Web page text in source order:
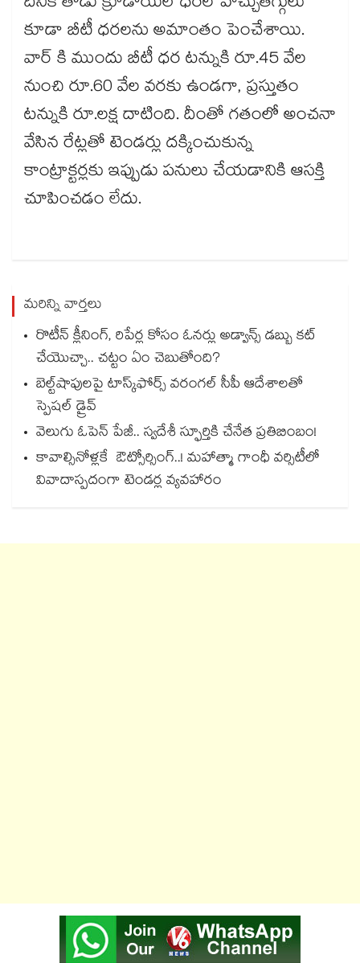
కూడా బీటీ ధరలను అమాంతం పెంచేశాయి.
వార్ కి ముందు బీటీ ధర టన్నుకి రూ.45 వేల
నుంచి రూ.60 వేల వరకు ఉండగా, ప్రస్తుతం
టన్నుకి రూ.లక్ష దాటింది. దీంతో గతంలో అంచనా
వేసిన రేట్లతో టెండర్లు దక్కించుకున్న
కాంట్రాక్టర్లకు ఇప్పుడు పనులు చేయడానికి ఆసక్తి
చూపించడం లేదు.
మరిన్ని వార్తలు
రొటీన్ క్లీనింగ్, రిపేర్ల కోసం ఓనర్లు అడ్వాన్స్ డబ్బు కట్
చేయెుచ్చా.. చట్టం ఏం చెబుతోంది?
బెల్ట్‌‌‌‌‌‌‌‌‌‌‌‌‌‌‌‌‌‌‌‌‌‌‌‌‌‌‌‌‌‌‌‌షాపులపై టాస్క్‌‌‌‌‌‌‌‌‌‌‌‌‌‌‌‌‌‌‌‌‌‌‌‌‌‌‌‌‌‌‌‌ఫోర్స్ వరంగల్‌‌‌‌‌‌‌‌‌‌‌‌‌‌‌‌‌‌‌‌‌‌‌‌‌‌‌‌‌‌‌‌ సీపీ ఆదేశాలతో
స్పెషల్ డ్రైవ్‌‌‌‌‌‌‌‌‌‌‌‌‌‌‌‌‌‌‌‌‌‌‌‌‌‌‌‌‌‌‌‌
వెలుగు ఓపెన్ పేజీ.. స్వదేశీ స్ఫూర్తికి చేనేత ప్రతిబింబం!
కావాల్సినోళ్లకే ఔట్సోర్సింగ్..! మహాత్మా గాంధీ వర్సిటీలో
వివాదాస్పదంగా టెండర్ల వ్యవహారం